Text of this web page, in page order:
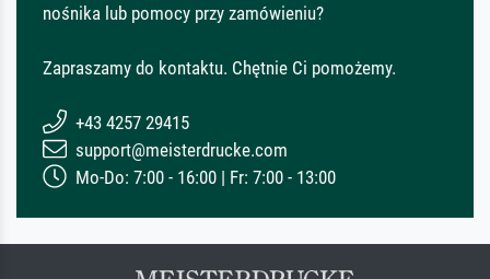
nośnika lub pomocy przy zamówieniu?
Zapraszamy do kontaktu. Chętnie Ci pomożemy.
+43 4257 29415
support@meisterdrucke.com
Mo-Do: 7:00 - 16:00 | Fr: 7:00 - 13:00